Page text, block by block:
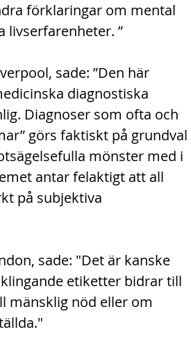
förklaringar om mental
livserfarenheter. ”
sade: ”Den här
diagnostiska
Diagnoser som ofta och
görs faktiskt på grundval
mönster med i
antar felaktigt att all
på subjektiva
sade: "Det är kanske
etiketter bidrar till
mänsklig nöd eller om